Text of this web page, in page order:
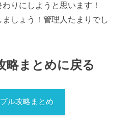
りにしようと思います！
しょう！管理人たまりでし
略まとめに戻る
ル攻略まとめ